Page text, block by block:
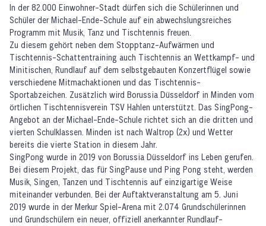
In der 82.000 Einwohner-Stadt dürfen sich die Schülerinnen und
Schüler der Michael-Ende-Schule auf ein abwechslungsreiches
Programm mit Musik, Tanz und Tischtennis freuen.
Zu diesem gehört neben dem Stopptanz-Aufwärmen und
Tischtennis-Schattentraining auch Tischtennis an Wettkampf- und
Minitischen, Rundlauf auf dem selbstgebauten Konzertflügel sowie
verschiedene Mitmachaktionen und das Tischtennis-
Sportabzeichen. Zusätzlich wird Borussia Düsseldorf in Minden vom
örtlichen Tischtennisverein TSV Hahlen unterstützt. Das SingPong-
Angebot an der Michael-Ende-Schule richtet sich an die dritten und
vierten Schulklassen. Minden ist nach Waltrop (2x) und Wetter
bereits die vierte Station in diesem Jahr.
SingPong wurde in 2019 von Borussia Düsseldorf ins Leben gerufen.
Bei diesem Projekt, das für SingPause und Ping Pong steht, werden
Musik, Singen, Tanzen und Tischtennis auf einzigartige Weise
miteinander verbunden. Bei der Auftaktveranstaltung am 5. Juni
2019 wurde in der Merkur Spiel-Arena mit 2.074 Grundschülerinnen
und Grundschülern ein neuer, offiziell anerkannter Rundlauf-